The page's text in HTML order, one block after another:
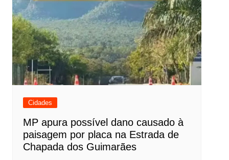
Cidades
MP apura possível dano causado à
paisagem por placa na Estrada de
Chapada dos Guimarães